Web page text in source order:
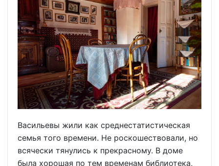
Васильевы жили как среднестатистическая
семья того времени. Не роскошествовали, но
всячески тянулись к прекрасному. В доме
была хорошая по тем временам библиотека,